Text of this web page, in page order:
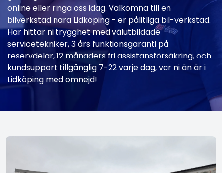
online eller ringa oss idag. Välkomna till en
bilverkstad nära Lidköping - er pålitliga bil-verkstad.
Här hittar ni trygghet med välutbildade
servicetekniker, 3 års funktionsgaranti på
reservdelar, 12 månaders fri assistansförsäkring, och
kundsupport tillgänglig 7-22 varje dag, var ni än är i
Lidköping med omnejd!